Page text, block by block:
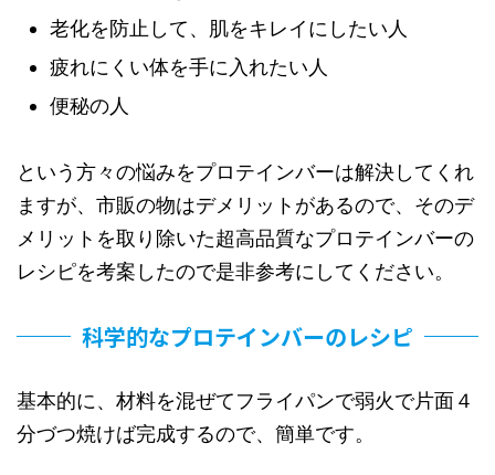
老化を防止して、肌をキレイにしたい人
疲れにくい体を手に入れたい人
便秘の人
という方々の悩みをプロテインバーは解決してくれ
ますが、市販の物はデメリットがあるので、そのデ
メリットを取り除いた超高品質なプロテインバーの
レシピを考案したので是非参考にしてください。
科学的なプロテインバーのレシピ
基本的に、材料を混ぜてフライパンで弱火で片面４
分づつ焼けば完成するので、簡単です。